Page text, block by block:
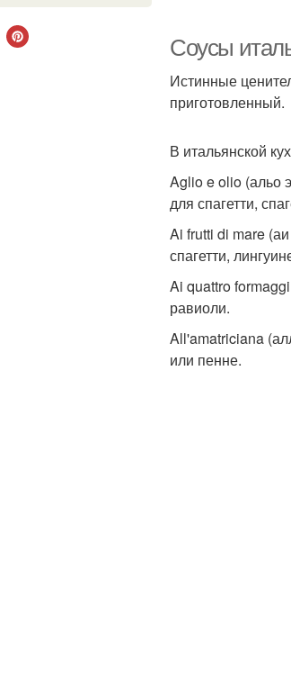
Соусы
Истинные
приготовленный.
В итальянской
Aglio e olio (альо
для спагетти,
Ai frutti di mare
спагетти,
Ai quattro
равиоли.
All'amatriciana
или пенне.